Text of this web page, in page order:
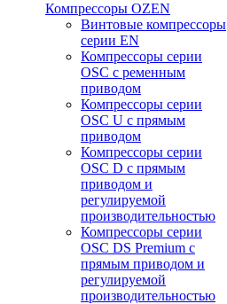
Компрессоры OZEN
Винтовые компрессоры
серии EN
Компрессоры серии
OSC с ременным
приводом
Компрессоры серии
OSC U с прямым
приводом
Компрессоры серии
OSC D с прямым
приводом и
регулируемой
производительностью
Компрессоры серии
OSC DS Premium с
прямым приводом и
регулируемой
производительностью